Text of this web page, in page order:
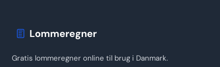
Lommeregner
Gratis lommeregner online til brug i Danmark.